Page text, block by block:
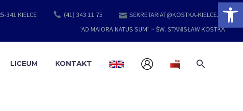
341 KIELCE (41) 343 11 75
SEKRETARIAT@KOSTKA-KIELCE.PL
"AD MAIORA NATUS SUM" ~ ŚW. STANISŁAW KOSTKA
LICEUM KONTAKT